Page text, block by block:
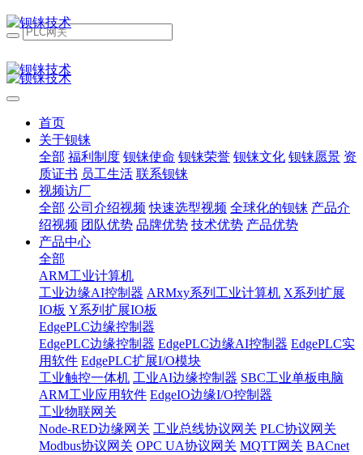
首页
关于钡铼
全部 福利制度 钡铼使命 钡铼荣誉 钡铼文化 钡铼愿景 资
质证书 员工生活 联系钡铼
视频访厂
全部 公司介绍视频 快速选型视频 全球化的钡铼 产品介
绍视频 团队优势 品牌优势 技术优势 产品优势
产品中心
全部
ARM工业计算机
工业边缘AI控制器 ARMxy系列工业计算机 X系列扩展
IO板 Y系列扩展IO板
EdgePLC边缘控制器
EdgePLC边缘控制器 EdgePLC边缘AI控制器 EdgePLC实
用软件 EdgePLC扩展I/O模块
工业触控一体机 工业AI边缘控制器 SBC工业单板电脑
ARM工业应用软件 EdgeIO边缘I/O控制器
工业物联网关
Node-RED边缘网关 工业总线协议网关 PLC协议网关
Modbus协议网关 OPC UA协议网关 MQTT网关 BACnet